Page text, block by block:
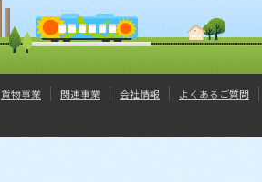
貨物事業 関連事業 会社情報 よくあるご質問